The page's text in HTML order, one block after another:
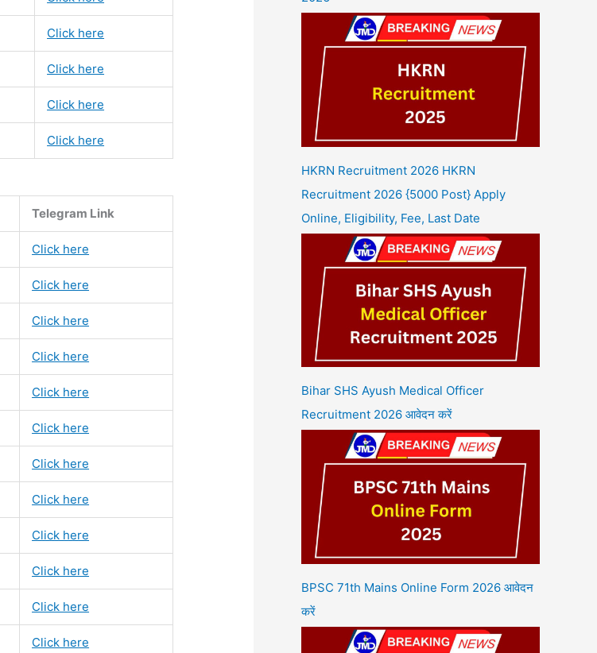
Click here
Click here
Click here
Click here
Telegram Link
Click here
Click here
Click here
Click here
Click here
Click here
Click here
Click here
Click here
Click here
Click here
Click here
HKRN Recruitment 2026 HKRN
Recruitment 2026 {5000 Post} Apply
Online, Eligibility, Fee, Last Date
Bihar SHS Ayush Medical Officer
Recruitment 2026 आवेदन करें
BPSC 71th Mains Online Form 2026 आवेदन
करें